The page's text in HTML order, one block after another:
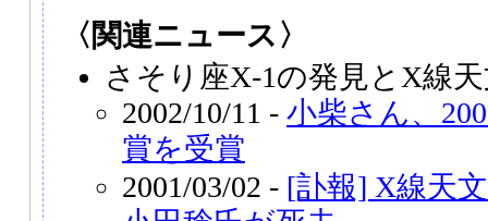
〈関連ニュース〉
さそり座X-1の発見とX線
2002/10/11 - 小柴さん、
賞を受賞
2001/03/02 - [訃報] X線天